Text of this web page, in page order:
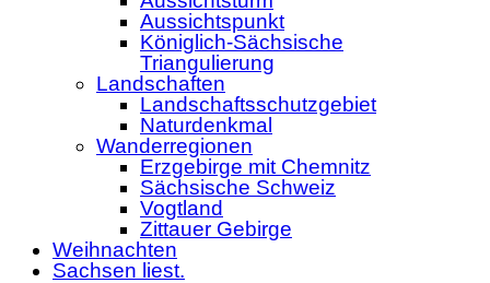
Aussichtspunkt
Königlich-Sächsische
Triangulierung
Landschaften
Landschaftsschutzgebiet
Naturdenkmal
Wanderregionen
Erzgebirge mit Chemnitz
Sächsische Schweiz
Vogtland
Zittauer Gebirge
Weihnachten
Sachsen liest.